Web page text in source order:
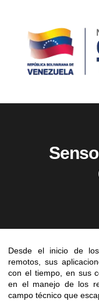
Desde el inicio de
remotos, sus
con el tiempo, en sus
en el manejo de los
campo técnico que